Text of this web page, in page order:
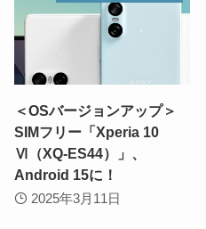
＜OSバージョンアップ＞
SIMフリー「Xperia 10
Ⅵ（XQ-ES44）」、
Android 15に！
2025年3月11日